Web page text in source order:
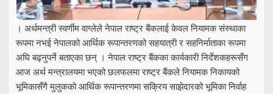
। अर्थमन्त्री स्वर्णीम वाग्लेले नेपाल राष्ट्र बैंकलाई केवल नियामक संस्थाका
रूपमा नभई नेपालको आर्थिक रूपान्तरणको सहयात्री र सहनिर्माताका रूपमा
अघि बढ्नुपर्ने बताएका छन् । नेपाल राष्ट्र बैंकका कार्यकारी निर्देशकहरूसँग
आज अर्थ मन्त्रालयमा भएको छलफलमा राष्ट्र बैंकले नियामक निकायको
भूमिकासँगै मुलुकको आर्थिक रूपान्तरणमा सक्रिय साझेदारको भूमिका निर्वाह